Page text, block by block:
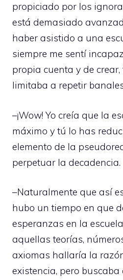
propiciado por los
está demasiado
haber asistido a una
siempre me sentí
propia cuenta y de
limitaba a repetir
–¡Wow! Yo creía que la
máximo y tú lo has
elemento de la
perpetuar la decadencia.
–Naturalmente que así
hubo un tiempo en que
esperanzas en la
aquellas teorías,
axiomas hallaría la
existencia, pero buscaba